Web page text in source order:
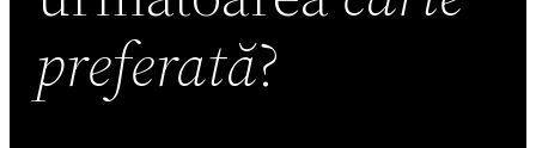
preferată?